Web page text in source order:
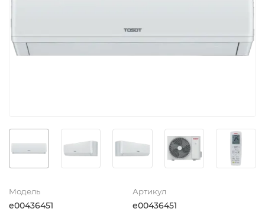
Модель
e00436451
Артикул
e00436451